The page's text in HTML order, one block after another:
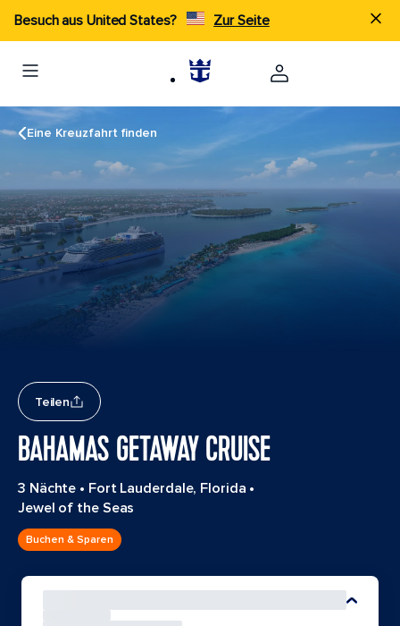
Besuch aus United States? Zur Seite
Eine Kreuzfahrt finden
Teilen
BAHAMAS GETAWAY CRUISE
3 Nächte • Fort Lauderdale, Florida •
Jewel of the Seas
Buchen & Sparen